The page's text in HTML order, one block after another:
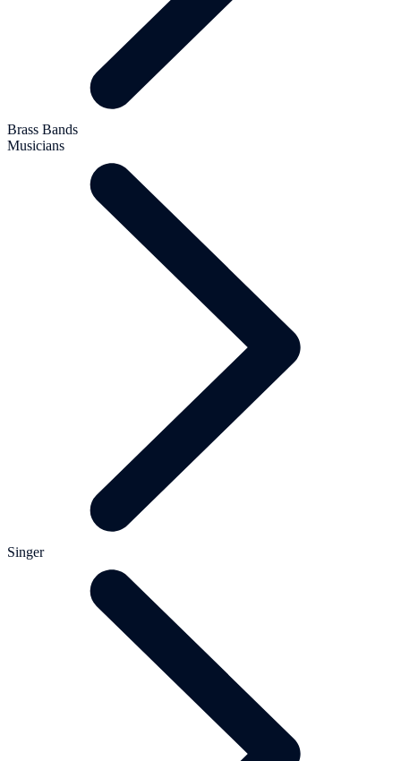
Brass Bands
Musicians
Singer